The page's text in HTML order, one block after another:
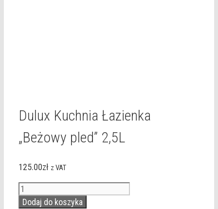
Dulux Kuchnia Łazienka
„Beżowy pled” 2,5L
125.00zł z VAT
ilość
Dulux
Dodaj do koszyka